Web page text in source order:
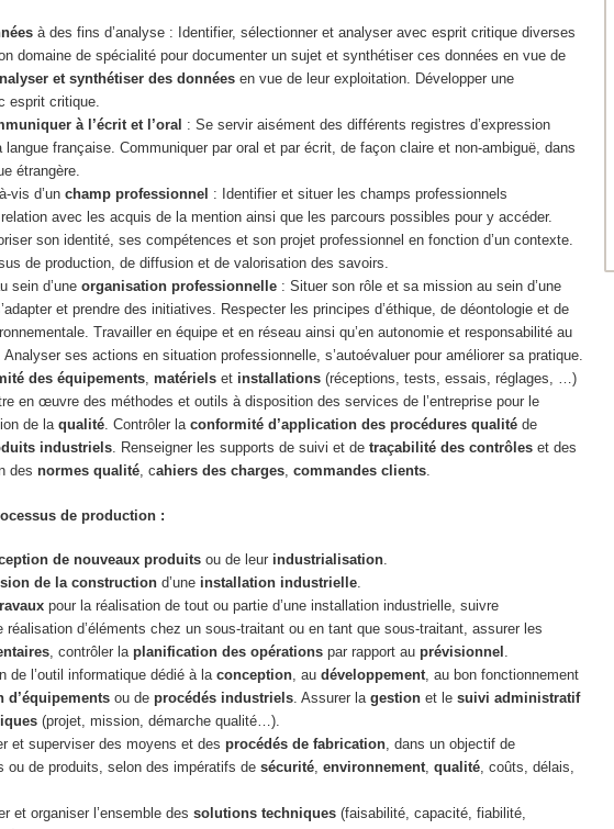
à des fins d’analyse : Identifier, sélectionner et analyser avec esprit critique diverses
domaine de spécialité pour documenter un sujet et synthétiser ces données en vue de
et synthétiser des donnéesen vue de leur exploitation. Développer une
esprit critique.
à l’écrit et l’oral : Se servir aisément des différents registres d’expression
langue française. Communiquer par oral et par écrit, de façon claire et non-ambiguë, dans
étrangère.
vis d’un champ professionnel : Identifier et situer les champs professionnels
avec les acquis de la mention ainsi que les parcours possibles pour y accéder.
son identité, ses compétences et son projet professionnel en fonction d’un contexte.
de production, de diffusion et de valorisation des savoirs.
sein d’une organisation professionnelle: Situer son rôle et sa mission au sein d’une
et prendre des initiatives. Respecter les principes d’éthique, de déontologie et de
Travailler en équipe et en réseau ainsi qu’en autonomie et responsabilité au
Analyser ses actions en situation professionnelle, s’autoévaluer pour améliorer sa pratique.
des équipements, matérielset installations (réceptions, tests, essais, réglages, …)
en œuvre des méthodes et outils à disposition des services de l’entreprise pour le
de la qualité. Contrôler la conformité d’application des procédures qualitéde
industriels. Renseigner les supports de suivi et de traçabilité des contrôleset des
des normes qualité, cahiers des charges, commandes clients.
de production :
de nouveaux produitsou de leur industrialisation.
de la constructiond’une installation industrielle.
pour la réalisation de tout ou partie d’une installation industrielle, suivre
réalisation d’éléments chez un sous-traitant ou en tant que sous-traitant, assurer les
, contrôler la planification des opérationspar rapport au prévisionnel .
de l’outil informatique dédié à la conception, au développement, au bon fonctionnement
d’équipementsou de procédés industriels. Assurer la gestionet le suivi administratif
(projet, mission, démarche qualité…).
et superviser des moyens et des procédés de fabrication, dans un objectif de
ou de produits, selon des impératifs de sécurité, environnement, qualité, coûts, délais,
et organiser l’ensemble des solutions techniques(faisabilité, capacité, fiabilité,